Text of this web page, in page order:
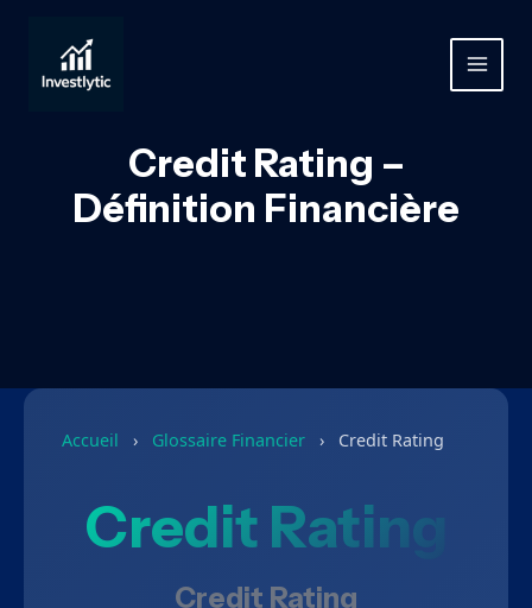
contenu
MAIN
Credit Rating –
Définition Financière
Accueil › Glossaire Financier › Credit Rating
Credit Rating
Credit Rating